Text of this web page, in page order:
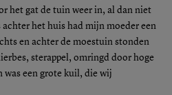
het gat de tuin weer in, al dan niet
het huis had mijn moeder een
en achter de moestuin stonden
sterappel, omringd door hoge
was een grote kuil, die wij